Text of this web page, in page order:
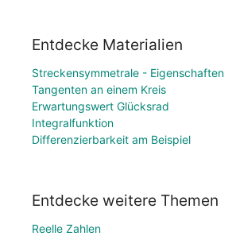
Entdecke Materialien
Streckensymmetrale - Eigenschaften
Tangenten an einem Kreis
Erwartungswert Glücksrad
Integralfunktion
Differenzierbarkeit am Beispiel
Entdecke weitere Themen
Reelle Zahlen